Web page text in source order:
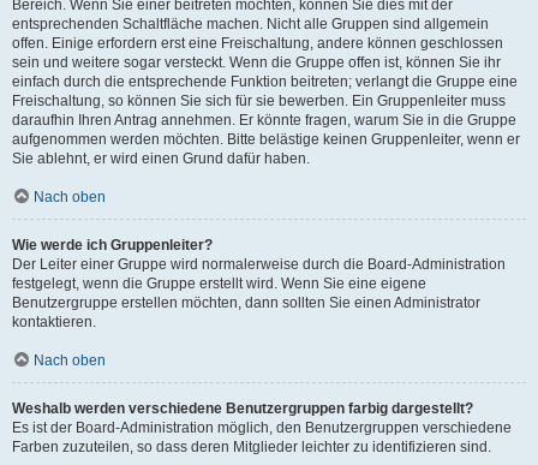
Bereich. Wenn Sie einer beitreten möchten, können Sie dies mit der
entsprechenden Schaltfläche machen. Nicht alle Gruppen sind allgemein
offen. Einige erfordern erst eine Freischaltung, andere können geschlossen
sein und weitere sogar versteckt. Wenn die Gruppe offen ist, können Sie ihr
einfach durch die entsprechende Funktion beitreten; verlangt die Gruppe eine
Freischaltung, so können Sie sich für sie bewerben. Ein Gruppenleiter muss
daraufhin Ihren Antrag annehmen. Er könnte fragen, warum Sie in die Gruppe
aufgenommen werden möchten. Bitte belästige keinen Gruppenleiter, wenn er
Sie ablehnt, er wird einen Grund dafür haben.
Nach oben
Wie werde ich Gruppenleiter?
Der Leiter einer Gruppe wird normalerweise durch die Board-Administration
festgelegt, wenn die Gruppe erstellt wird. Wenn Sie eine eigene
Benutzergruppe erstellen möchten, dann sollten Sie einen Administrator
kontaktieren.
Nach oben
Weshalb werden verschiedene Benutzergruppen farbig dargestellt?
Es ist der Board-Administration möglich, den Benutzergruppen verschiedene
Farben zuzuteilen, so dass deren Mitglieder leichter zu identifizieren sind.